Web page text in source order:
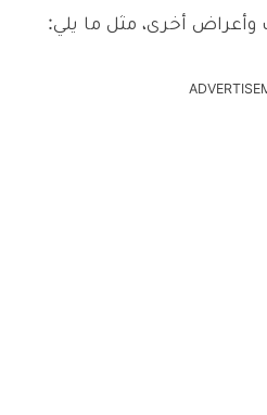
أخرى، مثل ما يلي: